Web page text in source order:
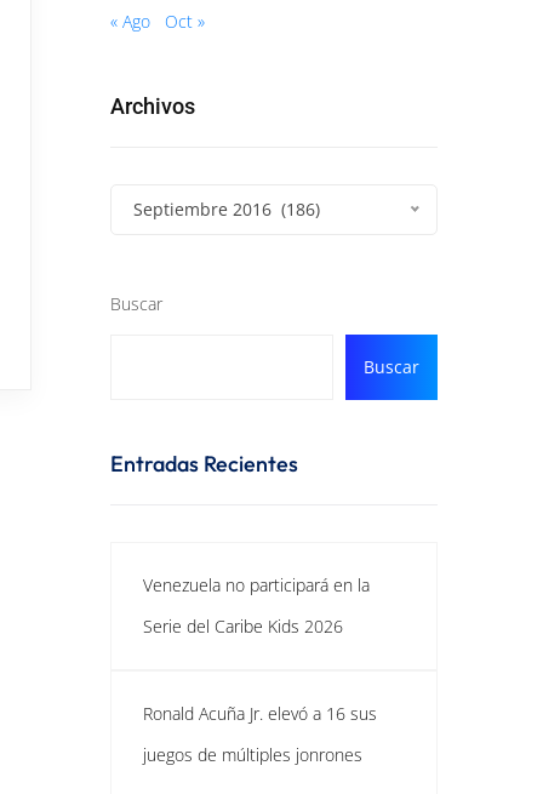
« Ago Oct »
Archivos
Septiembre 2016 (186)
Buscar
Buscar
Entradas Recientes
Venezuela no participará en la
Serie del Caribe Kids 2026
Ronald Acuña Jr. elevó a 16 sus
juegos de múltiples jonrones